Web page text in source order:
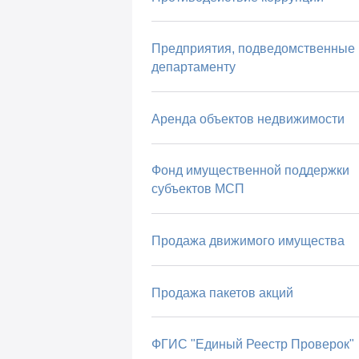
Предприятия, подведомственные
департаменту
Аренда объектов недвижимости
Фонд имущественной поддержки
субъектов МСП
Продажа движимого имущества
Продажа пакетов акций
ФГИС "Единый Реестр Проверок"